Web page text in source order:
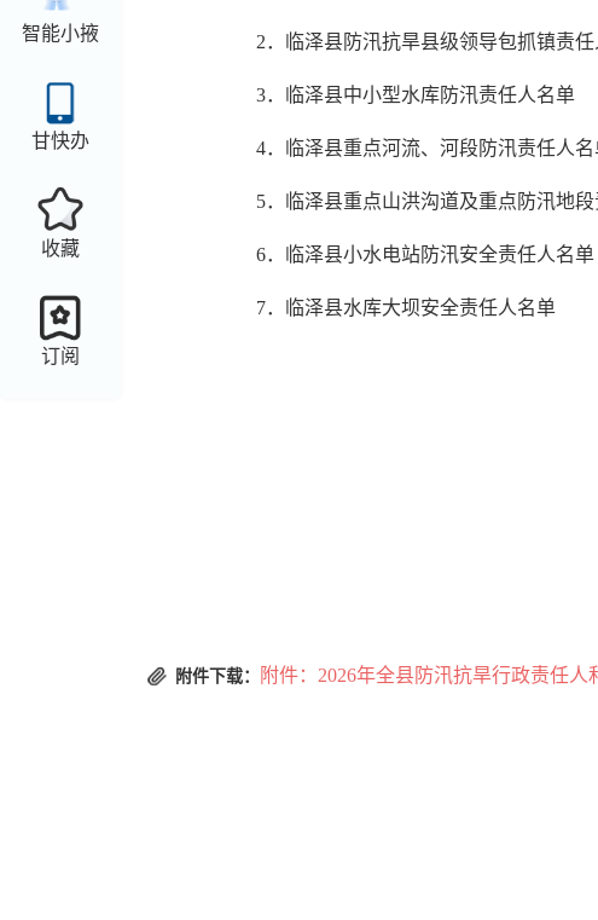
智能小掖
甘快办
收藏
订阅
2．临泽县防汛抗旱县级领导包抓镇责任
3．临泽县中小型水库防汛责任人名单
4．临泽县重点河流、河段防汛责任人名
5．临泽县重点山洪沟道及重点防汛地段
6．临泽县小水电站防汛安全责任人名单
7．临泽县水库大坝安全责任人名单
临泽县防
2026年
附件下载： 附件：2026年全县防汛抗旱行政责任